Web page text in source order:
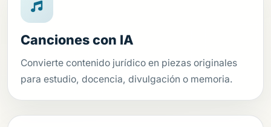
Canciones con IA
Convierte contenido jurídico en piezas originales
para estudio, docencia, divulgación o memoria.